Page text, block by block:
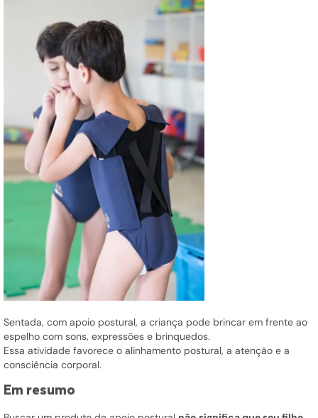
Sentada, com apoio postural, a criança pode brincar em frente ao
espelho com sons, expressões e brinquedos.
Essa atividade favorece o alinhamento postural, a atenção e a
consciência corporal.
Em resumo